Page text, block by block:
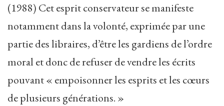
(1988) Cet esprit conservateur se manifeste
notamment dans la volonté, exprimée par une
partie des libraires, d’être les gardiens de l’ordre
moral et donc de refuser de vendre les écrits
pouvant « empoisonner les esprits et les cœurs
de plusieurs générations. »